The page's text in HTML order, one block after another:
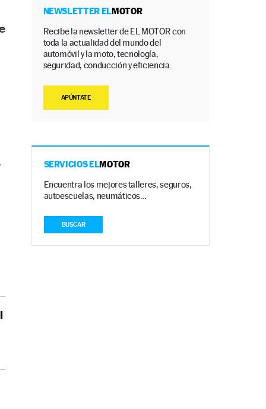
NEWSLETTER ELMOTOR
Recibe la newsletter de EL MOTOR con
toda la actualidad del mundo del
automóvil y la moto, tecnología,
seguridad, conducción y eficiencia.
APÚNTATE
SERVICIOS ELMOTOR
Encuentra los mejores talleres, seguros,
autoescuelas, neumáticos…
BUSCAR